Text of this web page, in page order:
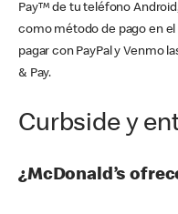
Pay™ de tu teléfono
como método de pago en el
pagar con PayPal y Venmo
& Pay.
Curbside y
¿McDonald’s